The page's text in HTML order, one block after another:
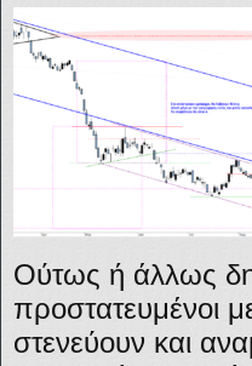
Ούτως ή άλλως
προστατευμένοι
στενεύουν και